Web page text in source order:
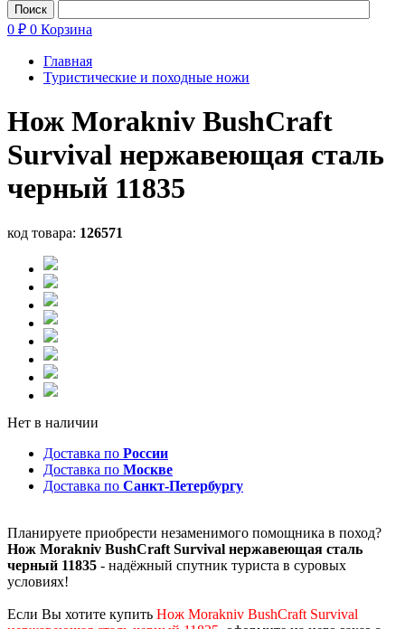
0 ₽ 0 Корзина
Главная
Туристические и походные ножи
Нож Morakniv BushCraft
Survival нержавеющая сталь
черный 11835
код товара: 126571
Нет в наличии
Доставка по России
Доставка по Москве
Доставка по Санкт-Петербургу
Планируете приобрести незаменимого помощника в поход?
Нож Morakniv BushCraft Survival нержавеющая сталь
черный 11835 - надёжный спутник туриста в суровых
условиях!
Если Вы хотите купить Нож Morakniv BushCraft Survival